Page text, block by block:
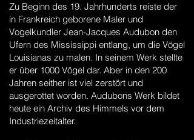
Zu Beginn des 19. Jahrhunderts reiste der
in Frankreich geborene Maler und
Vogelkundler Jean-Jacques Audubon den
Ufern des Mississippi entlang, um die Vögel
Louisianas zu malen. In seinem Werk stellte
er über 1000 Vögel dar. Aber in den 200
Jahren seither ist viel zerstört und
ausgerottet worden. Audubons Werk bildet
heute ein Archiv des Himmels vor dem
Industriezeitalter.